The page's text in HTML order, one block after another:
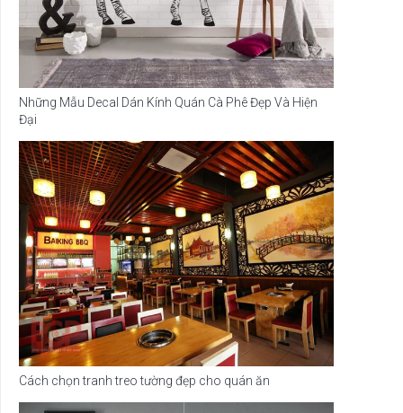
Những Mẫu Decal Dán Kính Quán Cà Phê Đẹp Và Hiện
Đại
Cách chọn tranh treo tường đẹp cho quán ăn